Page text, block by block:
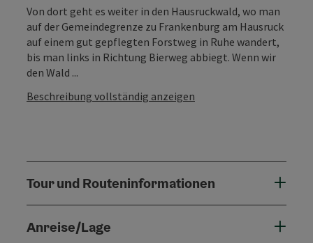
Von dort geht es weiter in den Hausruckwald, wo man
auf der Gemeindegrenze zu Frankenburg am Hausruck
auf einem gut gepflegten Forstweg in Ruhe wandert,
bis man links in Richtung Bierweg abbiegt. Wenn wir
den Wald ...
Beschreibung vollständig anzeigen
Tour und Routeninformationen
Anreise/Lage